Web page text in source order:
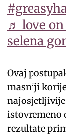
♬ love on
selena
Ovaj
masniji
najosjetljivije
istovremeno
rezultate